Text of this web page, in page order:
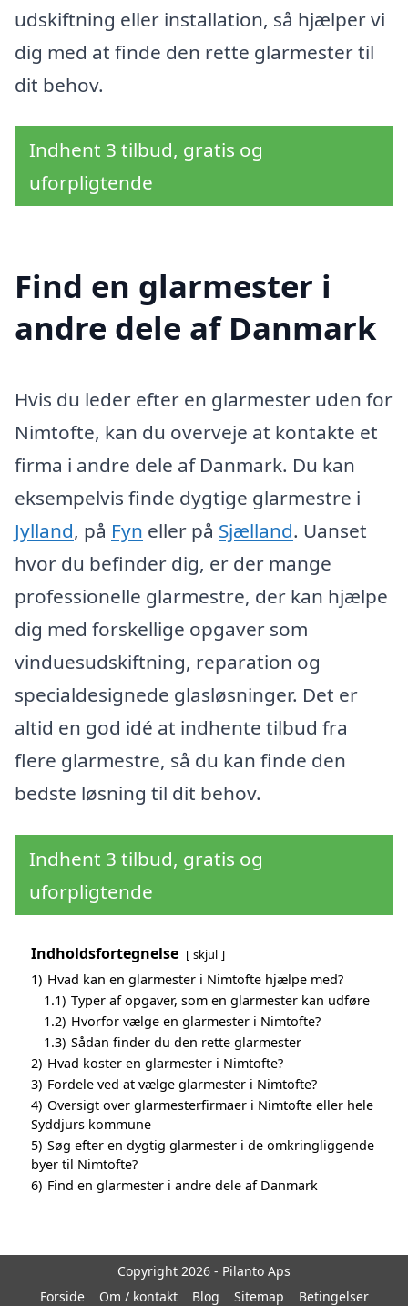
udskiftning eller installation, så hjælper vi
dig med at finde den rette glarmester til
dit behov.
Indhent 3 tilbud, gratis og
uforpligtende
Find en glarmester i
andre dele af Danmark
Hvis du leder efter en glarmester uden for
Nimtofte, kan du overveje at kontakte et
firma i andre dele af Danmark. Du kan
eksempelvis finde dygtige glarmestre i
Jylland, på Fyn eller på Sjælland. Uanset
hvor du befinder dig, er der mange
professionelle glarmestre, der kan hjælpe
dig med forskellige opgaver som
vinduesudskiftning, reparation og
specialdesignede glasløsninger. Det er
altid en god idé at indhente tilbud fra
flere glarmestre, så du kan finde den
bedste løsning til dit behov.
Indhent 3 tilbud, gratis og
uforpligtende
Indholdsfortegnelse skjul
1) Hvad kan en glarmester i Nimtofte hjælpe med?
1.1) Typer af opgaver, som en glarmester kan udføre
1.2) Hvorfor vælge en glarmester i Nimtofte?
1.3) Sådan finder du den rette glarmester
2) Hvad koster en glarmester i Nimtofte?
3) Fordele ved at vælge glarmester i Nimtofte?
4) Oversigt over glarmesterfirmaer i Nimtofte eller hele
Syddjurs kommune
5) Søg efter en dygtig glarmester i de omkringliggende
byer til Nimtofte?
6) Find en glarmester i andre dele af Danmark
Copyright 2026 - Pilanto Aps
Forside
Om / kontakt Blog Sitemap Betingelser